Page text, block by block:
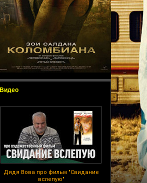
Видео
Дядя Вова про фильм "Свидание
вслепую"